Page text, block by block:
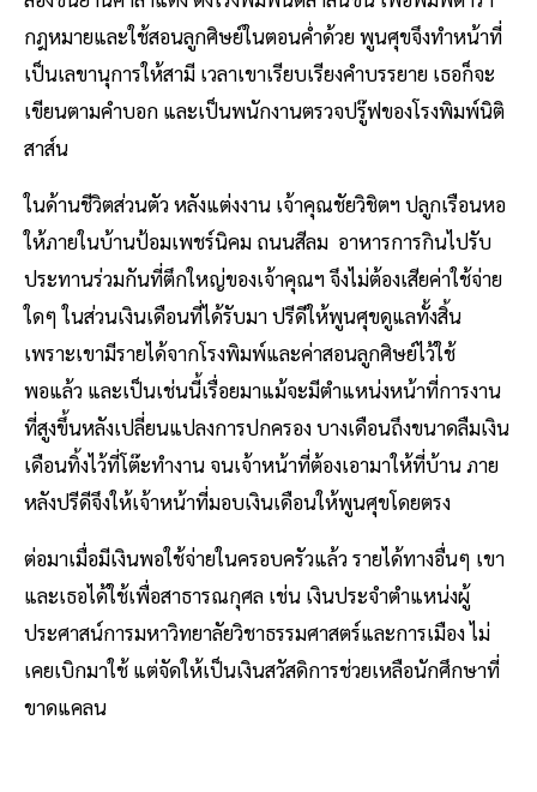
กฎหมายและใช้สอนลูกศิษย์ในตอนค่ำด้วย พูนศุขจึงทำหน้าที่
เป็นเลขานุการให้สามี เวลาเขาเรียบเรียงคำบรรยาย เธอก็จะ
เขียนตามคำบอก และเป็นพนักงานตรวจปรู๊ฟของโรงพิมพ์นิติ
สาส์น
ในด้านชีวิตส่วนตัว หลังแต่งงาน เจ้าคุณชัยวิชิตฯ ปลูกเรือนหอ
ให้ภายในบ้านป้อมเพชร์นิคม ถนนสีลม อาหารการกินไปรับ
ประทานร่วมกันที่ตึกใหญ่ของเจ้าคุณฯ จึงไม่ต้องเสียค่าใช้จ่าย
ใดๆ ในส่วนเงินเดือนที่ได้รับมา ปรีดีให้พูนศุขดูแลทั้งสิ้น
เพราะเขามีรายได้จากโรงพิมพ์และค่าสอนลูกศิษย์ไว้ใช้
พอแล้ว และเป็นเช่นนี้เรื่อยมาแม้จะมีตำแหน่งหน้าที่การงาน
ที่สูงขึ้นหลังเปลี่ยนแปลงการปกครอง บางเดือนถึงขนาดลืมเงิน
เดือนทิ้งไว้ที่โต๊ะทำงาน จนเจ้าหน้าที่ต้องเอามาให้ที่บ้าน ภาย
หลังปรีดีจึงให้เจ้าหน้าที่มอบเงินเดือนให้พูนศุขโดยตรง
ต่อมาเมื่อมีเงินพอใช้จ่ายในครอบครัวแล้ว รายได้ทางอื่นๆ เขา
และเธอได้ใช้เพื่อสาธารณกุศล เช่น เงินประจำตำแหน่งผู้
ประศาสน์การมหาวิทยาลัยวิชาธรรมศาสตร์และการเมือง ไม่
เคยเบิกมาใช้ แต่จัดให้เป็นเงินสวัสดิการช่วยเหลือนักศึกษาที่
ขาดแคลน